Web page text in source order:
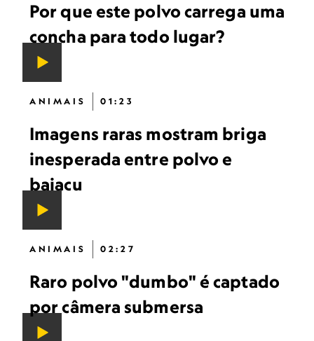
Por que este polvo carrega uma
concha para todo lugar?
ANIMAIS 01:23
Imagens raras mostram briga
inesperada entre polvo e
baiacu
ANIMAIS 02:27
Raro polvo "dumbo" é captado
por câmera submersa